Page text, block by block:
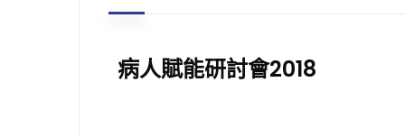
病人賦能研討會2018